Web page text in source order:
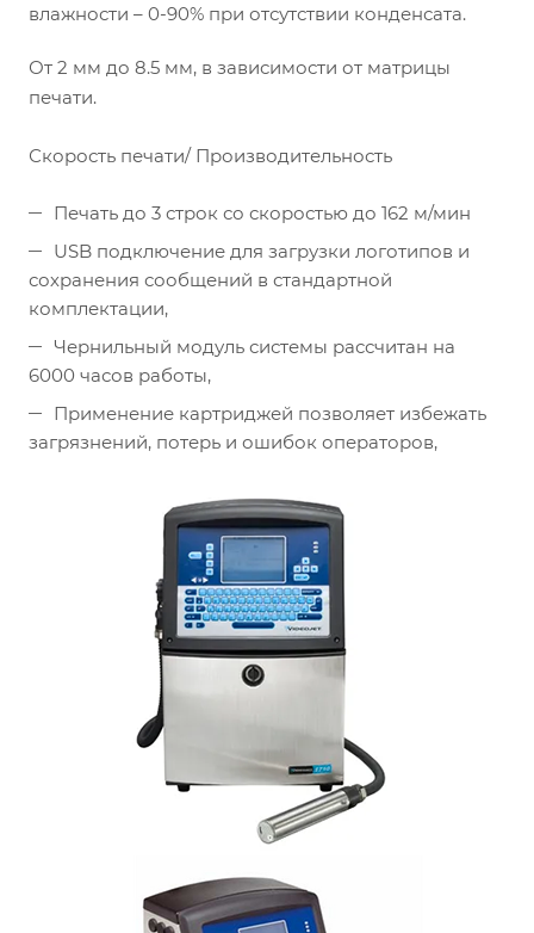
влажности – 0-90% при отсутствии конденсата.
От 2 мм до 8.5 мм, в зависимости от матрицы
печати.
Скорость печати/ Производительность
Печать до 3 строк со скоростью до 162 м/мин
USB подключение для загрузки логотипов и
сохранения сообщений в стандартной
комплектации,
Чернильный модуль системы рассчитан на
6000 часов работы,
Применение картриджей позволяет избежать
загрязнений, потерь и ошибок операторов,